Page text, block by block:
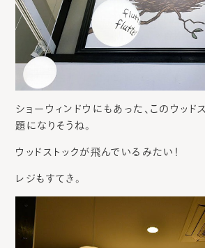
ショーウィンドウにもあった、このウッド
題になりそうね。
ウッドストックが飛んでいるみたい！
レジもすてき。